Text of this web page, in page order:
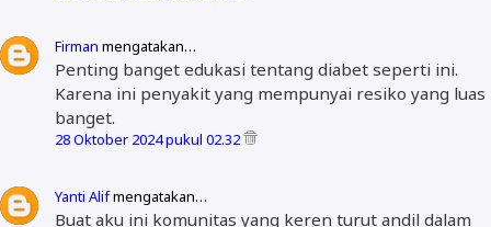
Firman mengatakan…
Penting banget edukasi tentang diabet seperti ini.
Karena ini penyakit yang mempunyai resiko yang luas
banget.
28 Oktober 2024 pukul 02.32
Yanti Alifmengatakan…
Buat aku ini komunitas yang keren turut andil dalam